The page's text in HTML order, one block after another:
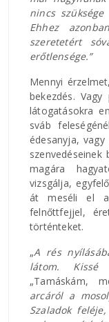
nincs
Ehhez
szeretetért
erőtlensége.”
Mennyi
bekezdés.
látogatásokra
sváb
édesanyja,
magára
vizsgálja,
át meséli el
felnőttfejjel,
történteket.
„A rés
látom.
„Tamáskám,
arcáról a
Szaladok